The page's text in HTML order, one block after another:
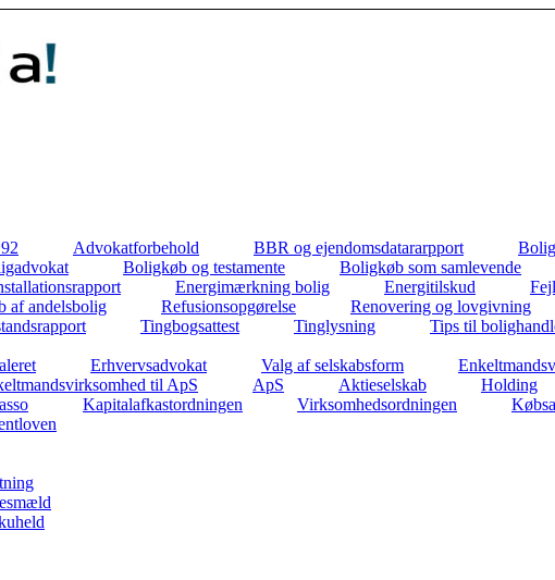
Advokatforbehold BBR og ejendomsdatararpport
Boligkøb og testamente Boligkøb som samlevende
Energimærkning bolig Energitilskud
af andelsbolig
Refusionsopgørelse Renovering og lovgivning
Tingbogsattest Tinglysning
Tips til
Erhvervsadvokat Valg af selskabsform
til ApS
ApS Aktieselskab Holding
Kapitalafkastordningen Virksomhedsordningen